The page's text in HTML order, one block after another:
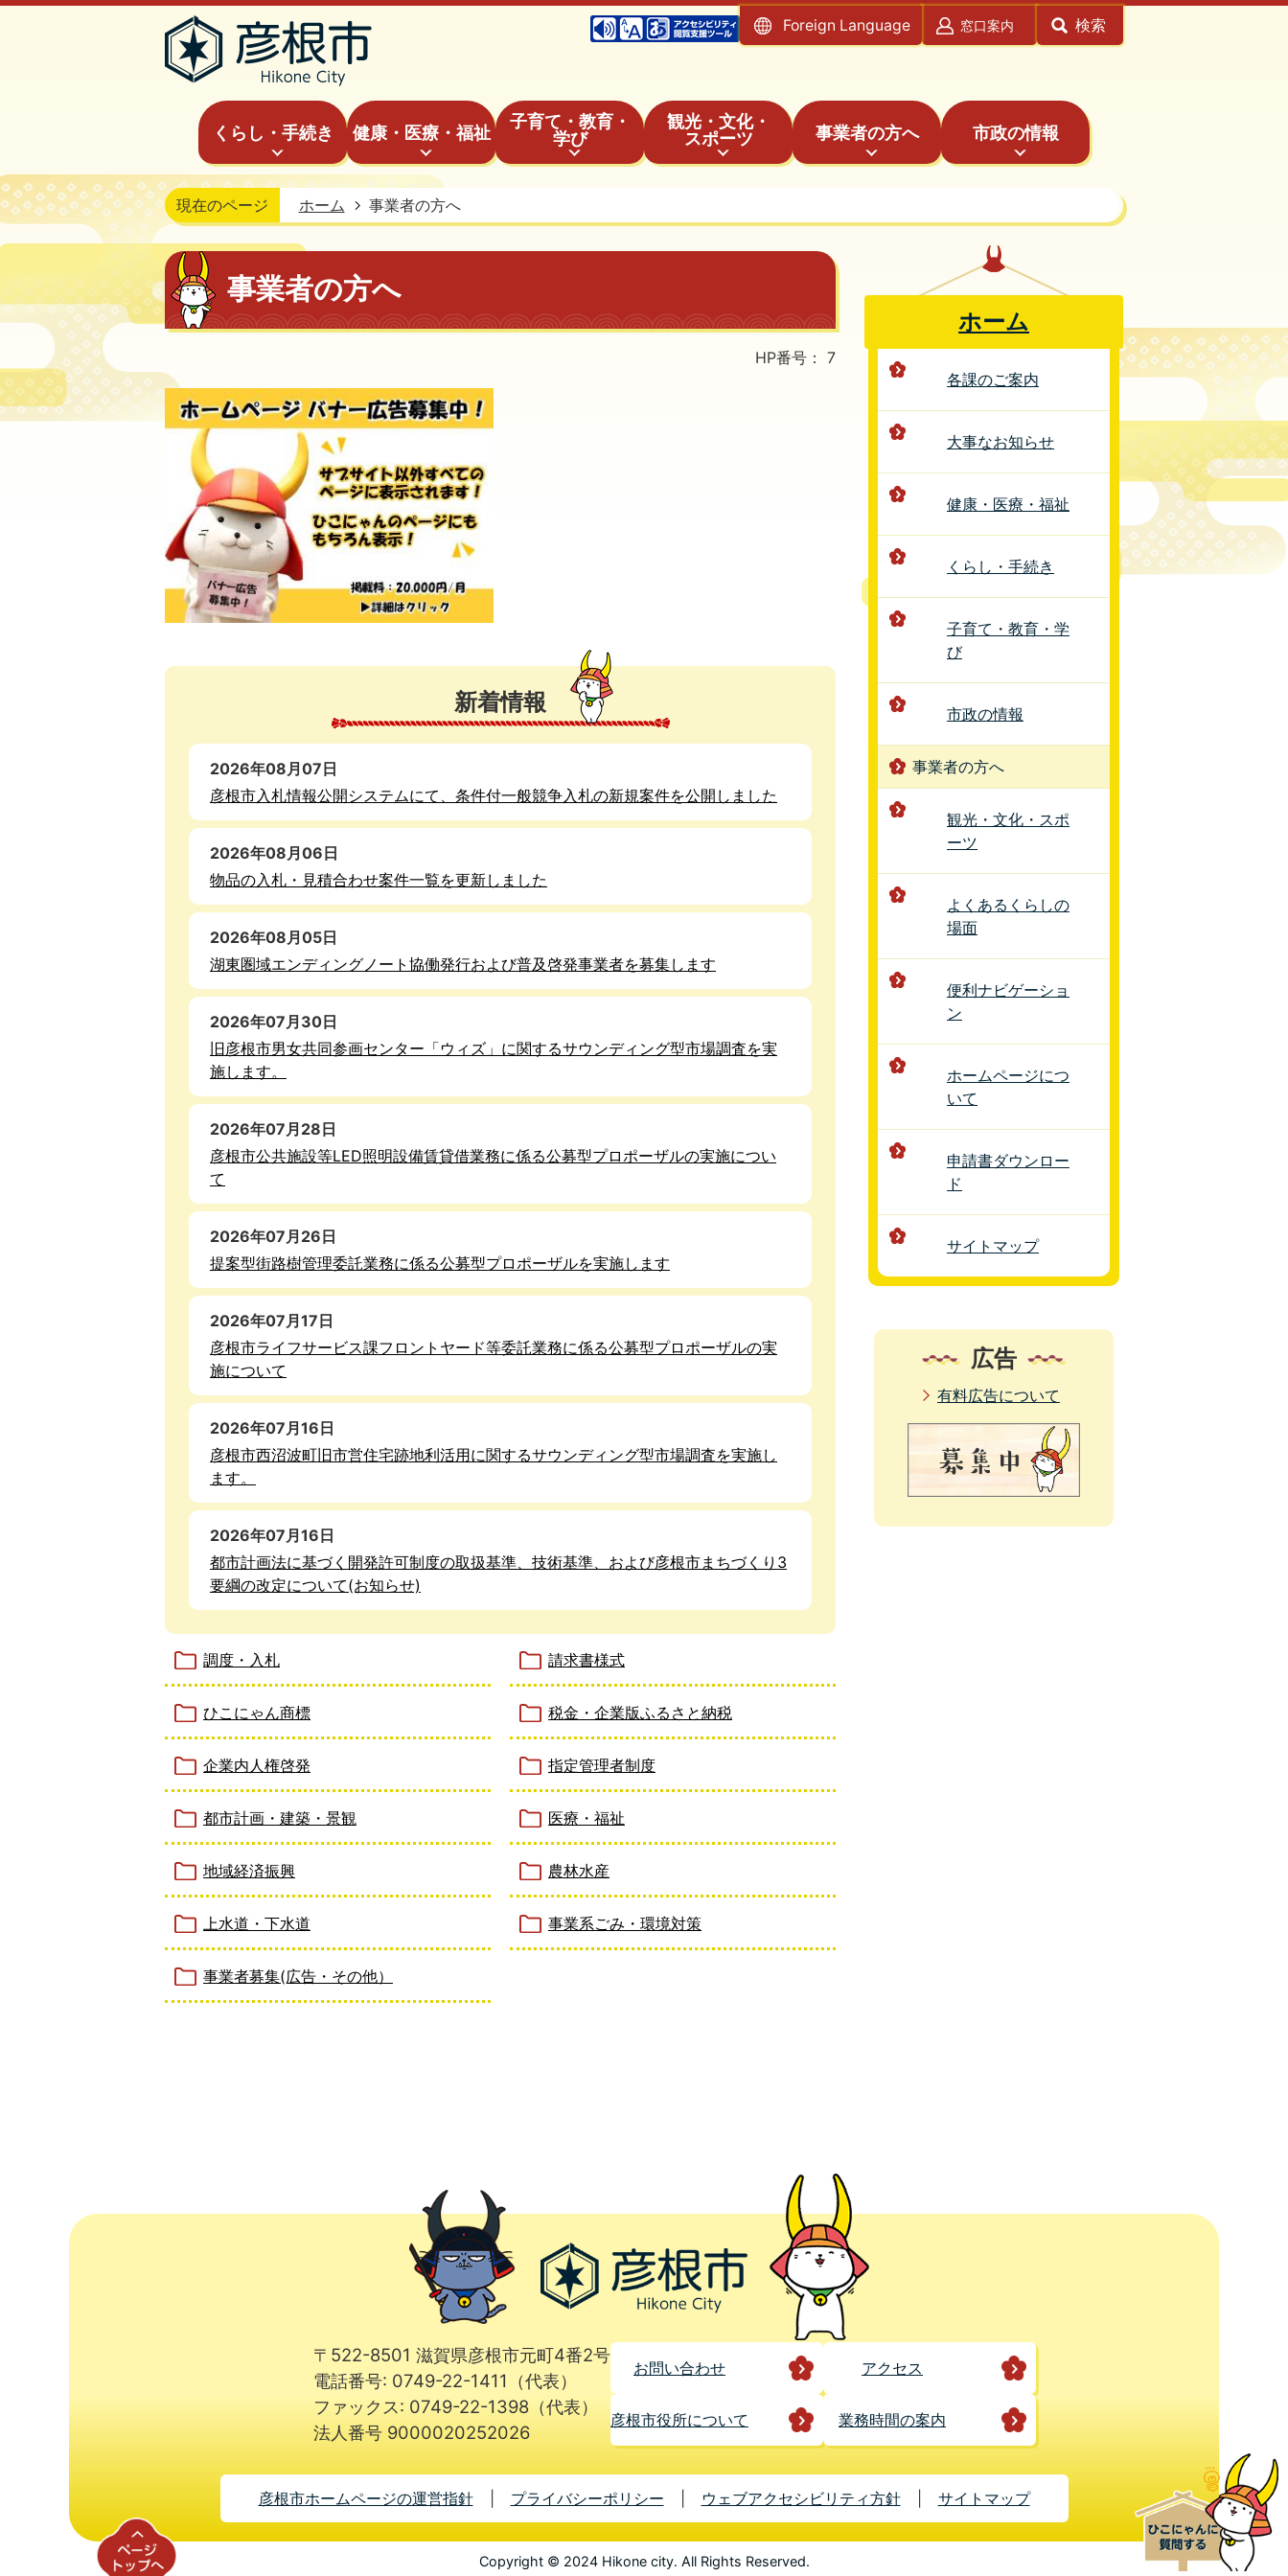
Foreign Language 窓口案内 検索
くらし・手続き 健康・医療・福祉
子育て・教育・
学び
観光・文化・
スポーツ
事業者の方へ 市政の情報
現在のページ ホーム 事業者の方へ
事業者の方へ
HP番号： 7
新着情報
2026年08月07日
彦根市入札情報公開システムにて、条件付一般競争入札の新規案件を公開しました
2026年08月06日
物品の入札・見積合わせ案件一覧を更新しました
2026年08月05日
湖東圏域エンディングノート協働発行および普及啓発事業者を募集します
2026年07月30日
旧彦根市男女共同参画センター「ウィズ」に関するサウンディング型市場調査を実
施します。
2026年07月28日
彦根市公共施設等LED照明設備賃貸借業務に係る公募型プロポーザルの実施につい
て
2026年07月26日
提案型街路樹管理委託業務に係る公募型プロポーザルを実施します
2026年07月17日
彦根市ライフサービス課フロントヤード等委託業務に係る公募型プロポーザルの実
施について
2026年07月16日
彦根市西沼波町旧市営住宅跡地利活用に関するサウンディング型市場調査を実施し
ます。
2026年07月16日
都市計画法に基づく開発許可制度の取扱基準、技術基準、および彦根市まちづくり3
要綱の改定について(お知らせ)
調度・入札 請求書様式
ひこにゃん商標 税金・企業版ふるさと納税
企業内人権啓発 指定管理者制度
都市計画・建築・景観 医療・福祉
地域経済振興 農林水産
上水道・下水道 事業系ごみ・環境対策
事業者募集(広告・その他）
ホーム
各課のご案内
大事なお知らせ
健康・医療・福祉
くらし・手続き
子育て・教育・学
び
市政の情報
事業者の方へ
観光・文化・スポ
ーツ
よくあるくらしの
場面
便利ナビゲーショ
ン
ホームページにつ
いて
申請書ダウンロー
ド
サイトマップ
広告
有料広告について
〒522-8501 滋賀県彦根市元町4番2号
電話番号: 0749-22-1411（代表）
ファックス: 0749-22-1398（代表）
法人番号 9000020252026
お問い合わせ アクセス
彦根市役所について 業務時間の案内
彦根市ホームページの運営指針 プライバシーポリシー ウェブアクセシビリティ方針 サイトマップ
Copyright © 2024 Hikone city. All Rights Reserved.